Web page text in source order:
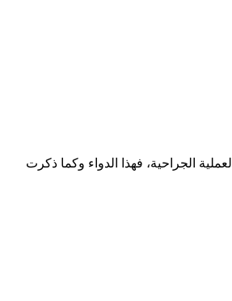
الجراحية، فهذا الدواء وكما ذكرت